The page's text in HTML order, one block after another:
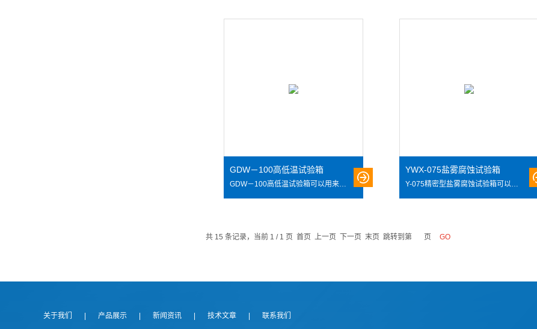
GDW－100高低温试验箱
GDW－100高低温试验箱可以用来考核和确定电工、电子产品在高低温环境条件下贮存和使用的适应性。适用于学校、科研、工厂、军工等单位。
YWX-075盐雾腐蚀试验箱
Y-075精密型盐雾腐蚀试验箱可以用来考核材料及其防护层的抗盐雾腐蚀的能力，以及相似防护层的工艺质量比较，也可以零部件、电子元件、金属材料、电工，电子等产品的防护层以及工业产品的盐雾腐蚀试验.
共 15 条记录，当前 1 / 1 页 首页 上一页 下一页 末页 跳转到第 页
关于我们 产品展示 新闻资讯 技术文章 联系我们